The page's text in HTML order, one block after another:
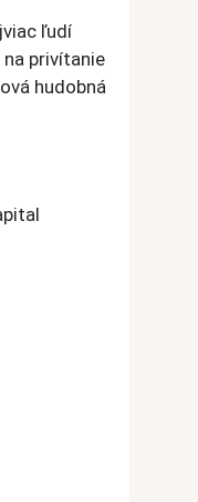
ľudí
na privítanie
hudobná